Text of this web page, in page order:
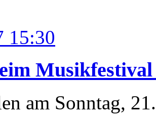
15:30
am Sonntag,